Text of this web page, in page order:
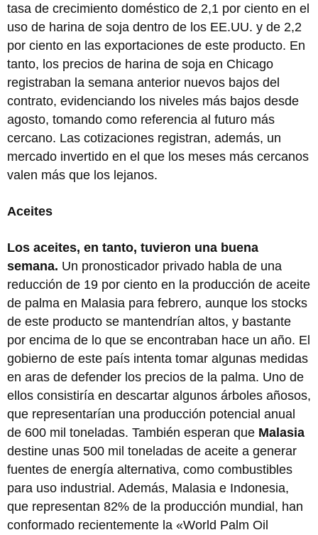
tasa de crecimiento doméstico de 2,1 por ciento en el
uso de harina de soja dentro de los EE.UU. y de 2,2
por ciento en las exportaciones de este producto. En
tanto, los precios de harina de soja en Chicago
registraban la semana anterior nuevos bajos del
contrato, evidenciando los niveles más bajos desde
agosto, tomando como referencia al futuro más
cercano. Las cotizaciones registran, además, un
mercado invertido en el que los meses más cercanos
valen más que los lejanos.
Aceites
Los aceites, en tanto, tuvieron una buena
semana. Un pronosticador privado habla de una
reducción de 19 por ciento en la producción de aceite
de palma en Malasia para febrero, aunque los stocks
de este producto se mantendrían altos, y bastante
por encima de lo que se encontraban hace un año. El
gobierno de este país intenta tomar algunas medidas
en aras de defender los precios de la palma. Uno de
ellos consistiría en descartar algunos árboles añosos,
que representarían una producción potencial anual
de 600 mil toneladas. También esperan que Malasia
destine unas 500 mil toneladas de aceite a generar
fuentes de energía alternativa, como combustibles
para uso industrial. Además, Malasia e Indonesia,
que representan 82% de la producción mundial, han
conformado recientemente la «World Palm Oil